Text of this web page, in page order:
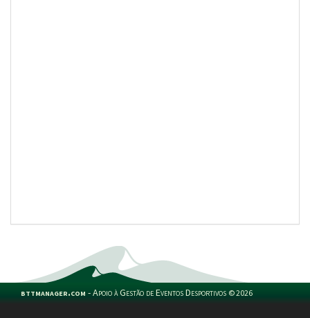
bttmanager.com -Apoio à Gestão de Eventos Desportivos ©2026